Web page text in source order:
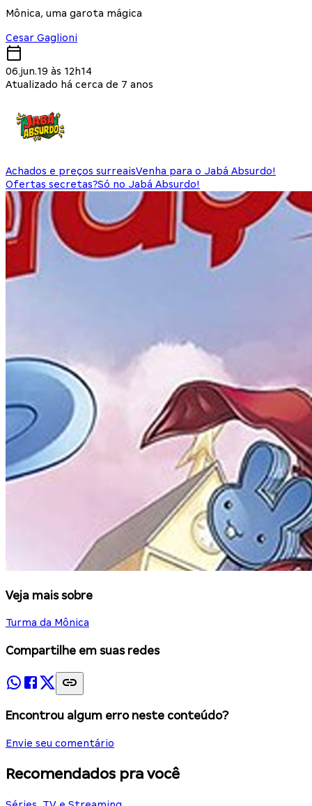
Mônica, uma garota mágica
Cesar Gaglioni
06.jun.19 às 12h14
Atualizado há cerca de 7 anos
Achados e preços surreaisVenha para o Jabá Absurdo!
Ofertas secretas?Só no Jabá Absurdo!
Veja mais sobre
Turma da Mônica
Compartilhe em suas redes
Encontrou algum erro neste conteúdo?
Envie seu comentário
Recomendados pra você